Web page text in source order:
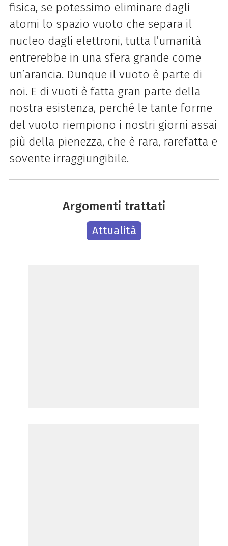
fisica, se potessimo eliminare dagli
atomi lo spazio vuoto che separa il
nucleo dagli elettroni, tutta l’umanità
entrerebbe in una sfera grande come
un’arancia. Dunque il vuoto è parte di
noi. E di vuoti è fatta gran parte della
nostra esistenza, perché le tante forme
del vuoto riempiono i nostri giorni assai
più della pienezza, che è rara, rarefatta e
sovente irraggiungibile.
Argomenti trattati
Attualità